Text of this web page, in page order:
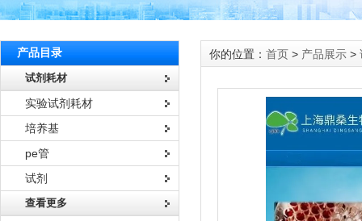
产品目录
试剂耗材
实验试剂耗材
培养基
pe管
试剂
查看更多
你的位置： 首页 > 产品展示 >